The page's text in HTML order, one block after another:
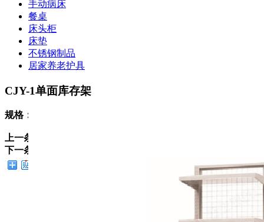
手动病床
餐桌
床头柜
床垫
不锈钢制品
居家养老护具
CJY-1单面库存架
规格：800*460*2000
上一条：
下一条：